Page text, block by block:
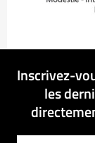
Inscrivez-
les